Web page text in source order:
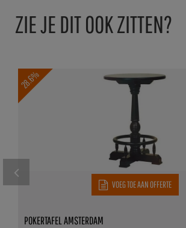
ZIE JE DIT OOK ZITTEN?
28.6%
VOEG TOE AAN OFFERTE
POKERTAFEL AMSTERDAM